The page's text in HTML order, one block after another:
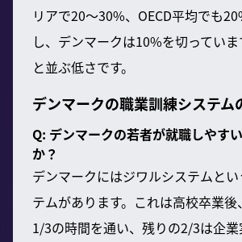
リアで20〜30%、OECD平均でも
し、デンマークは10%を切ってい
と並ぶ低さです。
デンマークの職業訓練システム
Q: デンマークの若者が就職しやす
か？
デンマークにはジワルシステムと
テムがあります。これは高校卒業
1/3の時間を通い、残りの2/3は企